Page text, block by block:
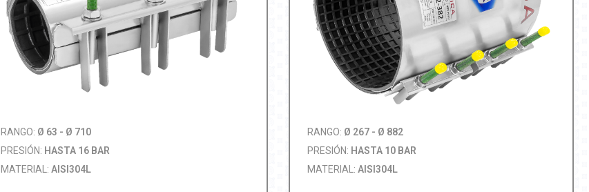
RANGO: Ø 63 - Ø 710
PRESIÓN: HASTA 16 BAR
MATERIAL: AISI304L
RANGO: Ø 267 - Ø 882
PRESIÓN: HASTA 10 BAR
MATERIAL: AISI304L